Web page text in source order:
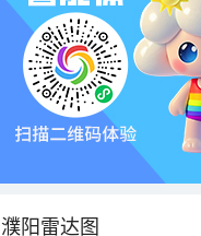
濮阳雷达图